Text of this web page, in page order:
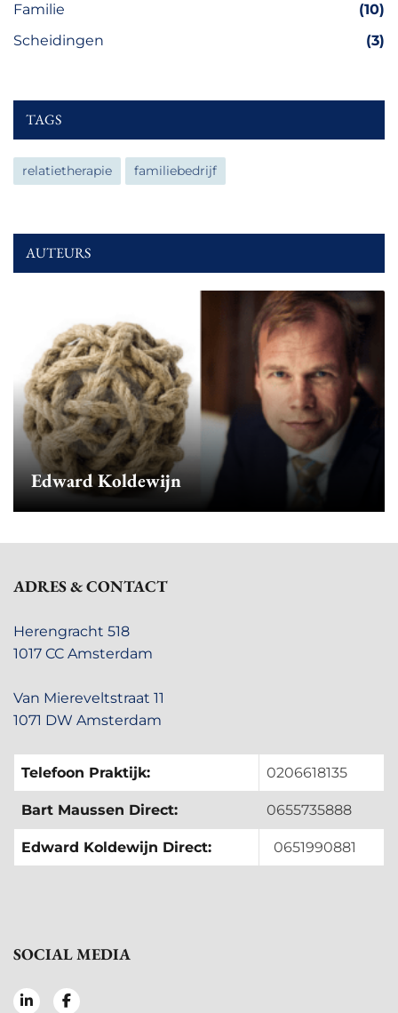
Familie
(10)
Scheidingen
(3)
TAGS
relatietherapie familiebedrijf
AUTEURS
Edward Koldewijn
ADRES & CONTACT
Herengracht 518
1017 CC Amsterdam
Van Miereveltstraat 11
1071 DW Amsterdam
Telefoon Praktijk: 0206618135
Bart Maussen Direct: 0655735888
Edward Koldewijn Direct: 0651990881
SOCIAL MEDIA